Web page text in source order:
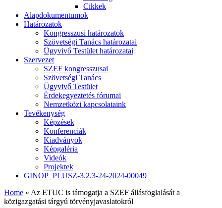
Cikkek
Alapdokumentumok
Határozatok
Kongresszusi határozatok
Szövetségi Tanács határozatai
Ügyvivő Testület határozatai
Szervezet
SZEF kongresszusai
Szövetségi Tanács
Ügyvivő Testület
Érdekegyeztetés fórumai
Nemzetközi kapcsolataink
Tevékenység
Képzések
Konferenciák
Kiadványok
Képgaléria
Videók
Projektek
GINOP_PLUSZ-3.2.3-24-2024-00049
Home » Az ETUC is támogatja a SZEF állásfoglalását a
közigazgatási tárgyú törvényjavaslatokról